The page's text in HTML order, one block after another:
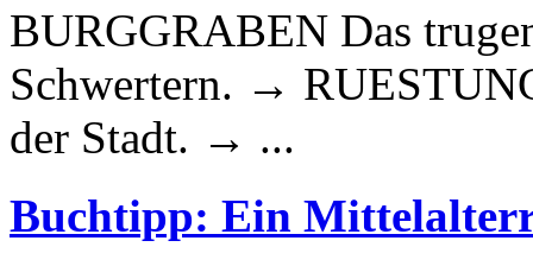
BURGGRABEN Das
Schwertern. →
der Stadt. → ...
Buchtipp: Ein